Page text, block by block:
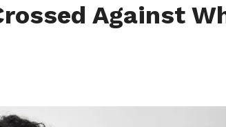
Against